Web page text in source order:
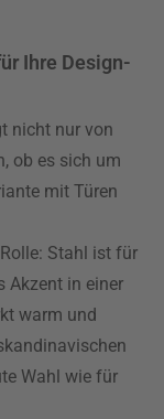
Ihre Design-
nicht nur von
ob es sich um
mit Türen
Stahl ist für
Akzent in einer
warm und
Wahl wie für